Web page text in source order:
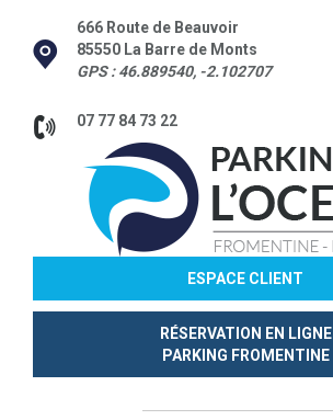
666 Route de Beauvoir
85550 La Barre de Monts
GPS : 46.889540, -2.102707
07 77 84 73 22
ESPACE CLIENT
RÉSERVATION EN LIGNE
PARKING FROMENTINE